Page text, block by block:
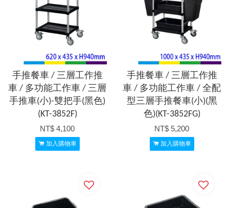
手推餐車 / 三層工作推
車 / 多功能工作車 / 三層
手推車(小)-雙把手(黑色)
(KT-3852F)
NT$ 4,100
加入購物車
手推餐車 / 三層工作推
車 / 多功能工作車 / 全配
型三層手推餐車(小)(黑
色)(KT-3852FG)
NT$ 5,200
加入購物車